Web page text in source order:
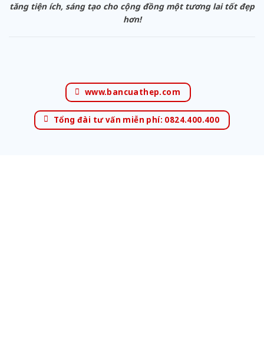
tăng tiện ích, sáng tạo cho cộng đồng một tương lai tốt đẹp
hơn!
www.bancuathep.com
Tổng đài tư vấn miễn phí: 0824.400.400